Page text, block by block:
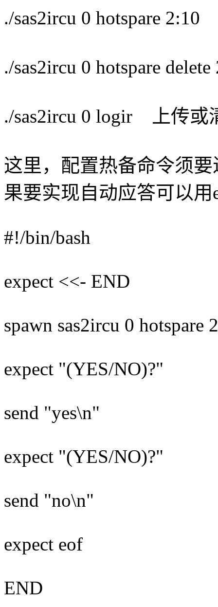
./sas2ircu 0 hotspare
./sas2ircu 0 hotspare
./sas2ircu 0 logir 上传或
这里，配置热备命令须
果要实现自动应答可以用
#!/bin/bash
expect <<- END
spawn sas2ircu 0 hotspare
expect "(YES/NO)?"
send "yes\n"
expect "(YES/NO)?"
send "no\n"
expect eof
END